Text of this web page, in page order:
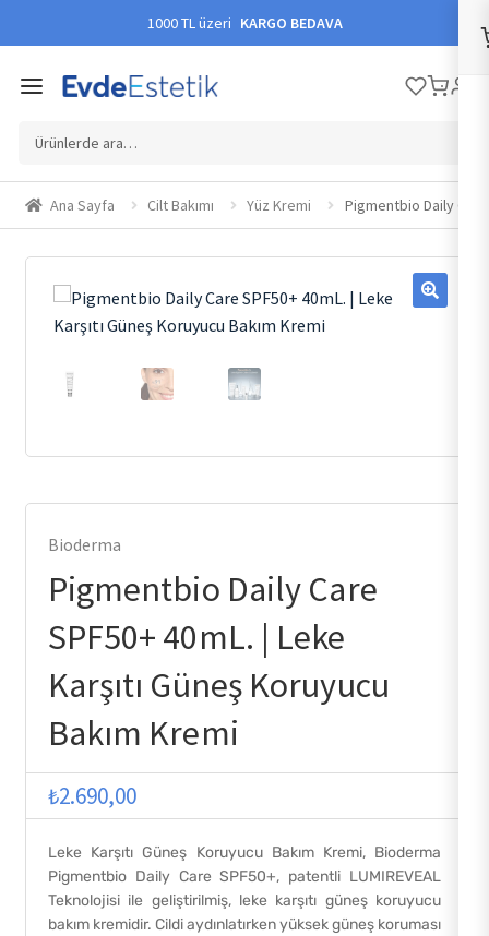
1000 TL üzeri KARGO BEDAVA
Ara:
Ana Sayfa Cilt Bakımı Yüz Kremi Pigmentbio Daily Care
Bioderma
Pigmentbio Daily Care
SPF50+ 40mL. | Leke
Karşıtı Güneş Koruyucu
Bakım Kremi
₺2.690,00
Leke Karşıtı Güneş Koruyucu Bakım Kremi, Bioderma
Pigmentbio Daily Care SPF50+, patentli LUMIREVEAL
Teknolojisi ile geliştirilmiş, leke karşıtı güneş koruyucu
bakım kremidir. Cildi aydınlatırken yüksek güneş koruması